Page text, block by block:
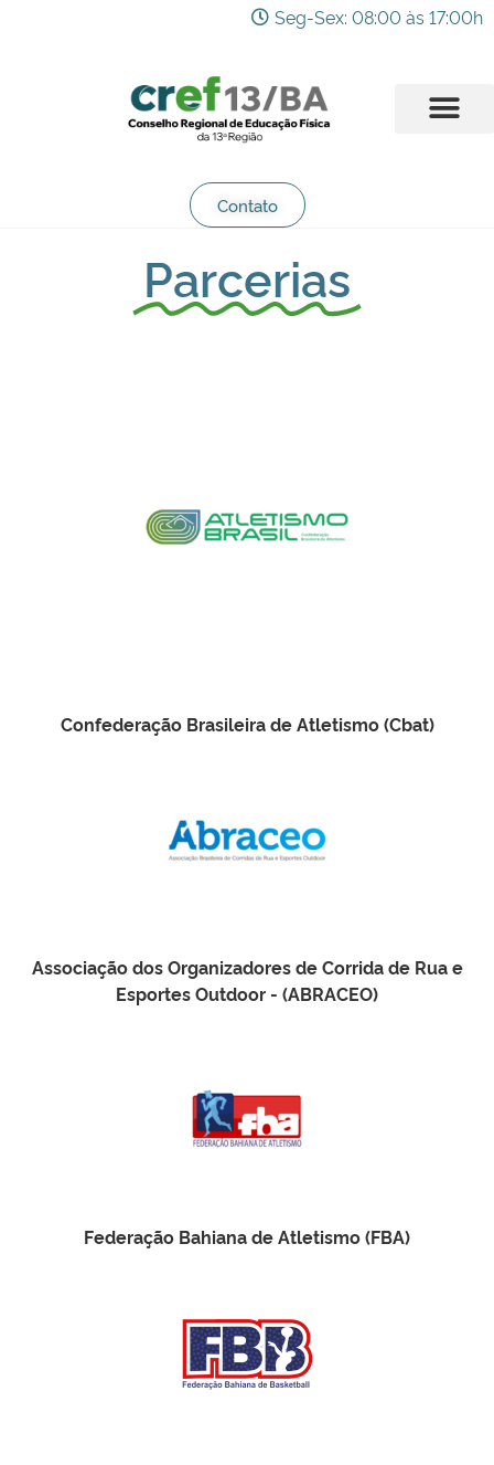
Seg-Sex: 08:00 às 17:00h
Contato
Parcerias
Confederação Brasileira de Atletismo (Cbat)
Associação dos Organizadores de Corrida de Rua e
Esportes Outdoor - (ABRACEO)
Federação Bahiana de Atletismo (FBA)